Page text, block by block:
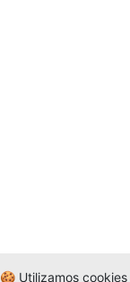
🍪 Utilizamos